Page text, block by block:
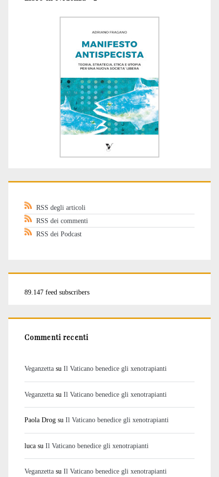
RSS degli articoli
RSS dei commenti
RSS dei Podcast
89.147 feed subscribers
Commenti recenti
Veganzettasu Il Vaticano benedice gli xenotrapianti
Veganzettasu Il Vaticano benedice gli xenotrapianti
Paola Drogsu Il Vaticano benedice gli xenotrapianti
lucasu Il Vaticano benedice gli xenotrapianti
Veganzettasu Il Vaticano benedice gli xenotrapianti